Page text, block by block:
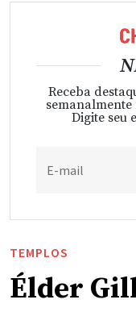
Receba
Digite seu
E-mail
TEMPLOS
Élder